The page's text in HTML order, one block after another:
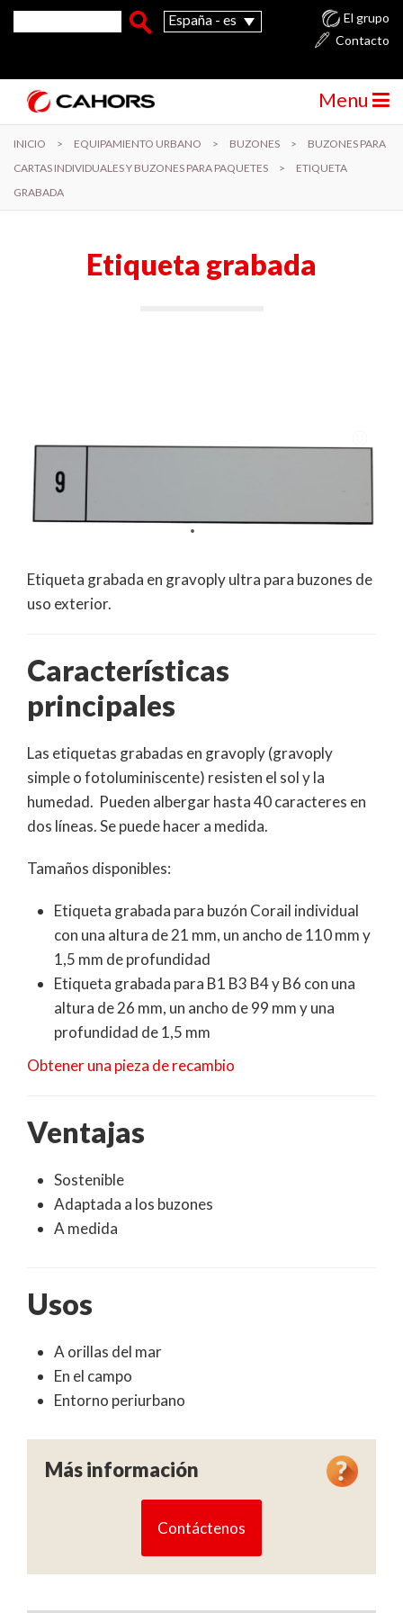
Pasar al contenido principal
Formulario de búsqueda
Buscar
España - es
El grupo
Contacto
Menu
INICIO > EQUIPAMIENTO URBANO > BUZONES >
BUZONES PARA
CARTAS INDIVIDUALES Y BUZONES PARA PAQUETES
>
ETIQUETA
GRABADA
Etiqueta grabada
Etiqueta grabada en gravoply ultra para buzones de
uso exterior.
Características
principales
Las etiquetas grabadas en gravoply (gravoply
simple o fotoluminiscente) resisten el sol y la
humedad. Pueden albergar hasta 40 caracteres en
dos líneas. Se puede hacer a medida.
Tamaños disponibles:
Etiqueta grabada para buzón Corail individual
con una altura de 21 mm, un ancho de 110 mm y
1,5 mm de profundidad
Etiqueta grabada para B1 B3 B4 y B6 con una
altura de 26 mm, un ancho de 99 mm y una
profundidad de 1,5 mm
Obtener una pieza de recambio
Ventajas
Sostenible
Adaptada a los buzones
A medida
Usos
A orillas del mar
En el campo
Entorno periurbano
Más información
Contáctenos